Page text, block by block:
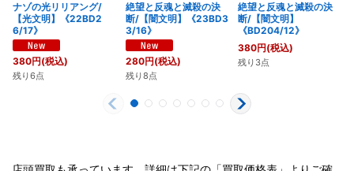
ナゾの光リリアング/
【光文明】《22BD2
6/17》
380円(税込)
残り6点
絶望と反魂と滅殺の決
断/【闇文明】《23BD3
3/16》
280円(税込)
残り8点
絶望と反魂と滅殺の決
断/【闇文明】
《BD204/12》
380円(税込)
残り3点